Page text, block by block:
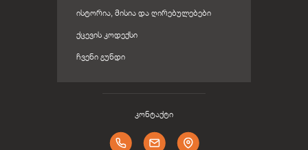
ᲘᲡᲢᲝᲠᲘᲐ, ᲛᲘᲡᲘᲐ ᲓᲐ ᲦᲘᲠᲔᲑᲣᲚᲔᲑᲔᲑᲘ
ᲥᲪᲔᲕᲘᲡ ᲙᲝᲓᲔᲥᲡᲘ
ᲩᲕᲔᲜᲘ ᲒᲣᲜᲓᲘ
კონტაქტი